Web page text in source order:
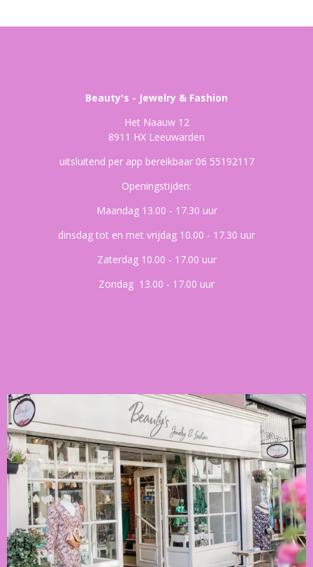
Beauty's - Jewelry & Fashion
Het Naauw 12
8911 HX Leeuwarden
uitsluitend per app bereikbaar 06 55192117
Openingstijden:
Maandag 13.00 - 17.30 uur
dinsdag tot en met vrijdag 10.00 - 17.30 uur
Zaterdag 10.00 - 17.00 uur
Zondag 13.00 - 17.00 uur